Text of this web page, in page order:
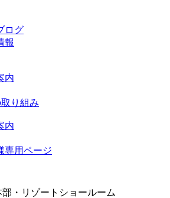
ログ
報
内
り組み
内
専用ページ
・リゾートショールーム